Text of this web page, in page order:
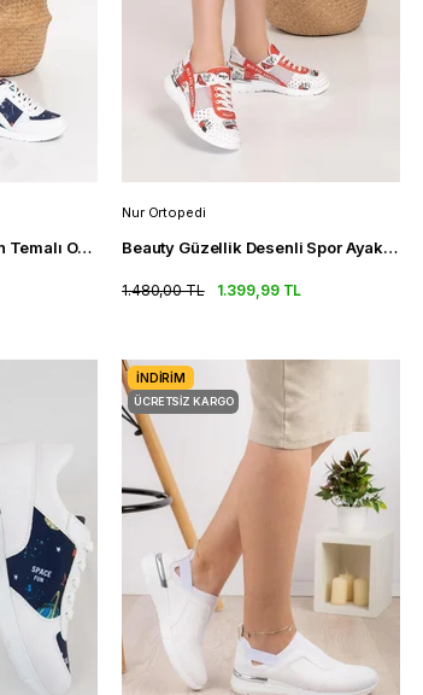
Lacivert Beyaz Gezegen Temalı Ortopedik Spor Sandalet Kadın Snearkers
Nur Ortopedi
Beauty Güzellik Desenli Spor Ayakkabı Fileli Ortopedik Spor Sandalet
1.399,99 TL
1.480,00 TL
İNDIRIM
ÜCRETSIZ KARGO